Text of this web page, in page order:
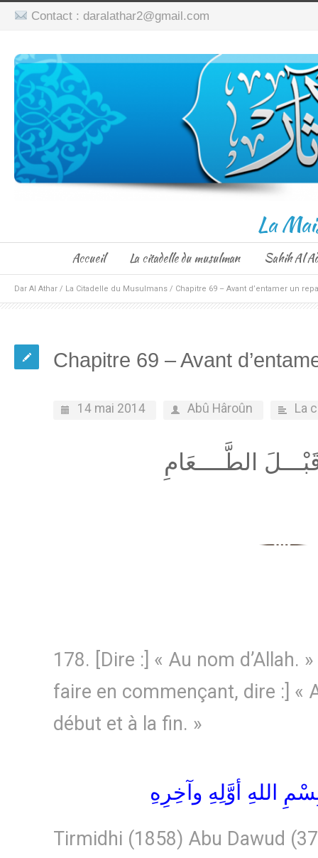
Contact : daralathar2@gmail.com
La
Accueil La citadelle du musulman Sahih Al
Dar Al Athar / La Citadelle du Musulmans / Chapitre 69 – Avant d’entamer un
Chapitre 69 – Avant
14 mai 2014 Abû Hâroûn La
الطَّــــعَامِ
178. [Dire :] « Au nom d’Allah.
faire en commençant, dire :] «
début et à la fin. »
اللهِ أوَّلِهِ وآخِرِهِ
Tirmidhi (1858) Abu Dawud